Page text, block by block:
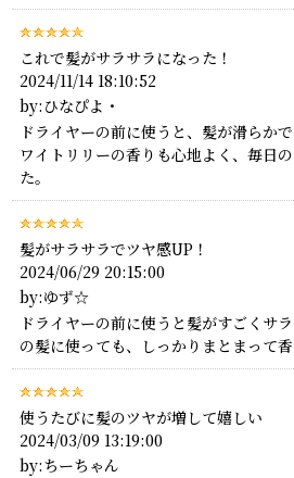
これで髪がサラサラになった！
2024/11/14 18:10:52
by:ひなぴよ・
ドライヤーの前に使うと、髪が滑らか
ワイトリリーの香りも心地よく、毎日
た。
髪がサラサラでツヤ感UP！
2024/06/29 20:15:00
by:ゆず☆
ドライヤーの前に使うと髪がすごくサ
の髪に使っても、しっかりまとまって香
使うたびに髪のツヤが増して嬉しい
2024/03/09 13:19:00
by:ちーちゃん